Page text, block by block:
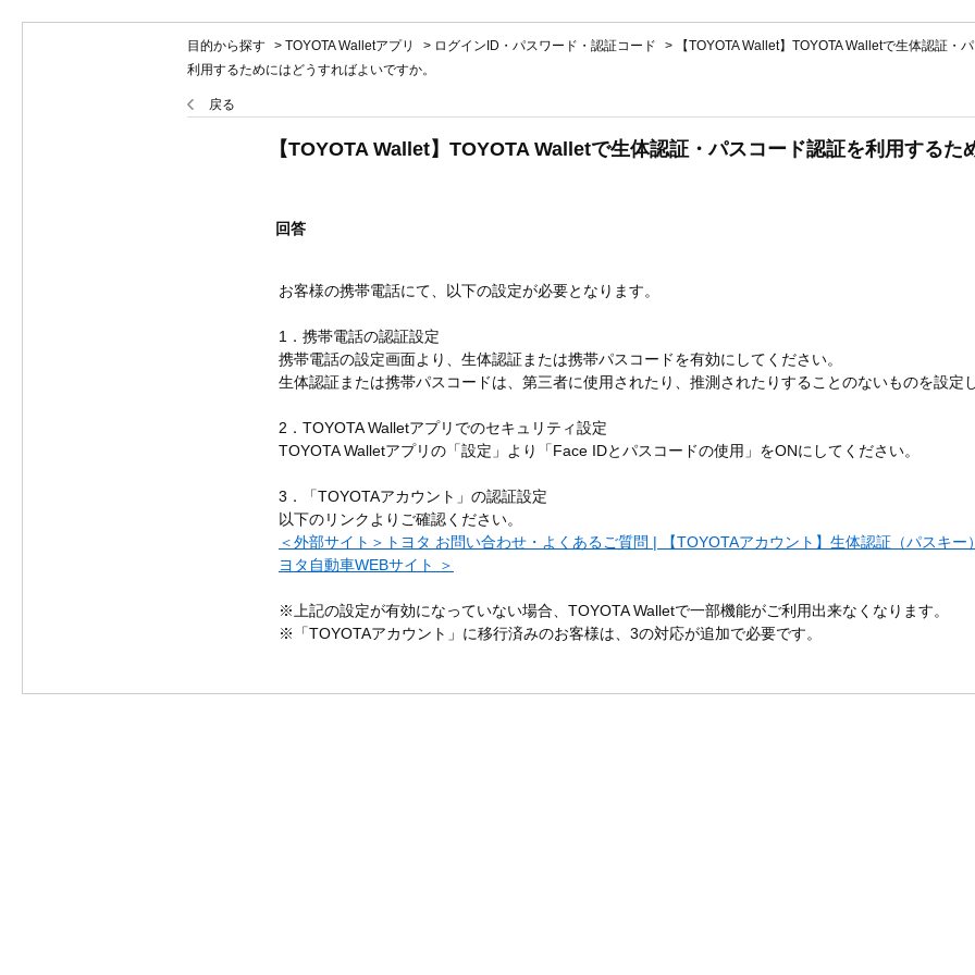
目的から探す > TOYOTA Walletアプリ > ログインID・パスワード・認証コード >
【TOYOTA Wallet】TOYOTA Walletで生体認証・
利用するためにはどうすればよいですか。
戻る
【TOYOTA Wallet】TOYOTA Walletで生体認証・パスコード認証を利用するた
回答
お客様の携帯電話にて、以下の設定が必要となります。
1．携帯電話の認証設定
携帯電話の設定画面より、生体認証または携帯パスコードを有効にしてください。
生体認証または携帯パスコードは、第三者に使用されたり、推測されたりすることのないものを設定
2．TOYOTA Walletアプリでのセキュリティ設定
TOYOTA Walletアプリの「設定」より「Face IDとパスコードの使用」をONにしてください。
3．「TOYOTAアカウント」の認証設定
以下のリンクよりご確認ください。
＜外部サイト＞トヨタ お問い合わせ・よくあるご質問 | 【TOYOTAアカウント】生体認証（パスキー
ヨタ自動車WEBサイト ＞
※上記の設定が有効になっていない場合、TOYOTA Walletで一部機能がご利用出来なくなります。
※「TOYOTAアカウント」に移行済みのお客様は、3の対応が追加で必要です。